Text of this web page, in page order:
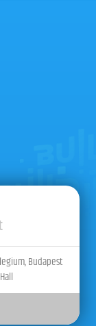
Budapest